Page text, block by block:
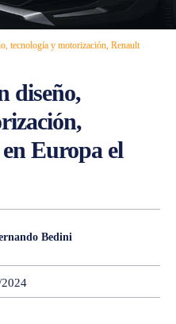
tecnología y motorización, Renault
diseño,
Europa el
Bedini